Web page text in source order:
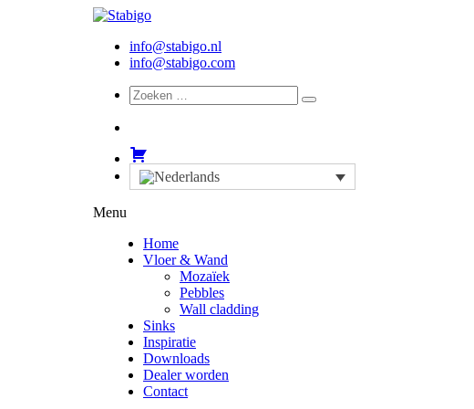
info@stabigo.nl
info@stabigo.com
Menu
Home
Vloer & Wand
Mozaïek
Pebbles
Wall cladding
Sinks
Inspiratie
Downloads
Dealer worden
Contact